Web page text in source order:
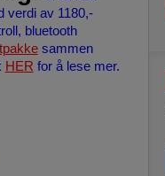
verdi av 1180,-
bluetooth
sammen
HER for å lese mer.